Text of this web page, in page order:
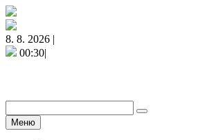
8. 8. 2026 |
00:30|
Меню